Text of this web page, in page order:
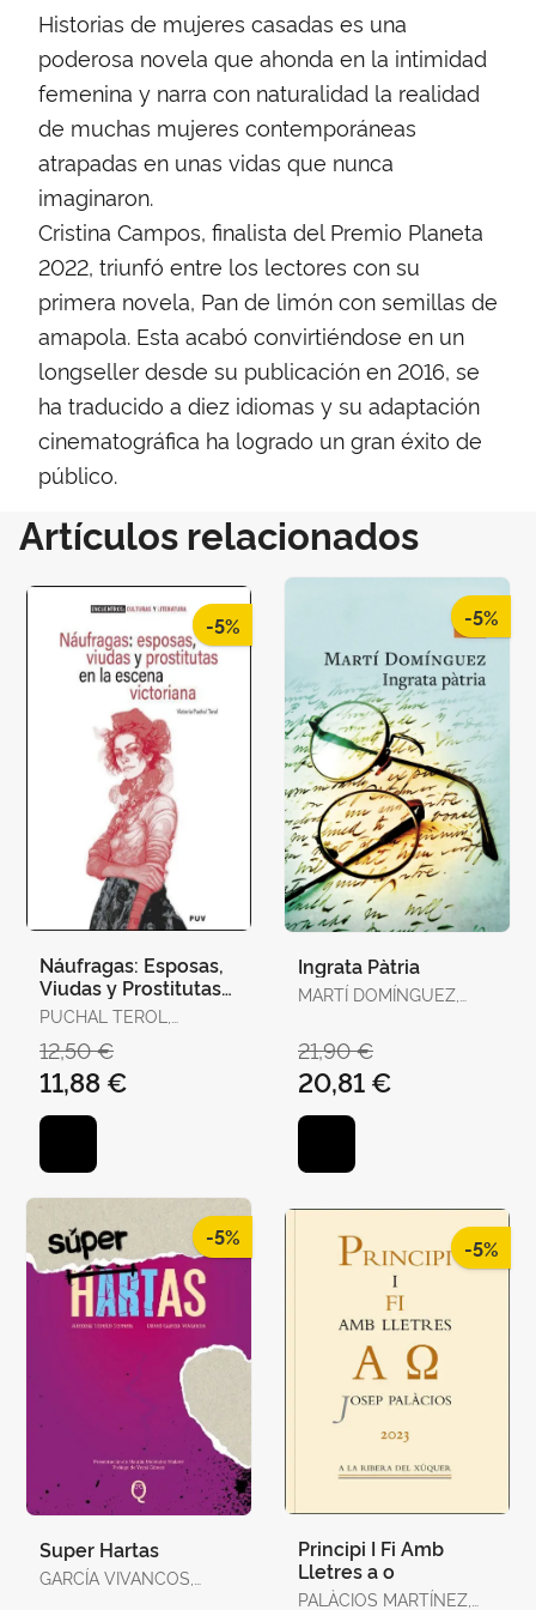
Historias de mujeres casadas es una
poderosa novela que ahonda en la intimidad
femenina y narra con naturalidad la realidad
de muchas mujeres contemporáneas
atrapadas en unas vidas que nunca
imaginaron.
Cristina Campos, finalista del Premio Planeta
2022, triunfó entre los lectores con su
primera novela, Pan de limón con semillas de
amapola. Esta acabó convirtiéndose en un
longseller desde su publicación en 2016, se
ha traducido a diez idiomas y su adaptación
cinematográfica ha logrado un gran éxito de
público.
Artículos relacionados
-5%
Náufragas: Esposas,
Viudas y Prostitutas
en la Escena
PUCHAL TEROL,
12,50 €
11,88 €
-5%
Ingrata Pàtria
MARTÍ DOMÍNGUEZ,
21,90 €
20,81 €
-5%
Super Hartas
GARCÍA VIVANCOS,
-5%
Principi I Fi Amb
Lletres a o
PALÀCIOS MARTÍNEZ,